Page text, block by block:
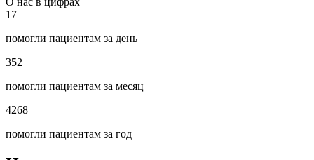
17
помогли пациентам за день
352
помогли пациентам за месяц
4268
помогли пациентам за год